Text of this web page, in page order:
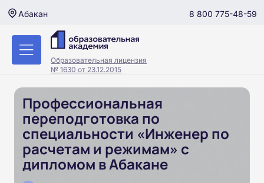
Абакан 8 800 775-48-59
Образовательная лицензия
№ 1630 от 23.12.2015
Профессиональная
переподготовка по
специальности «Инженер по
расчетам и режимам» с
дипломом в Абакане